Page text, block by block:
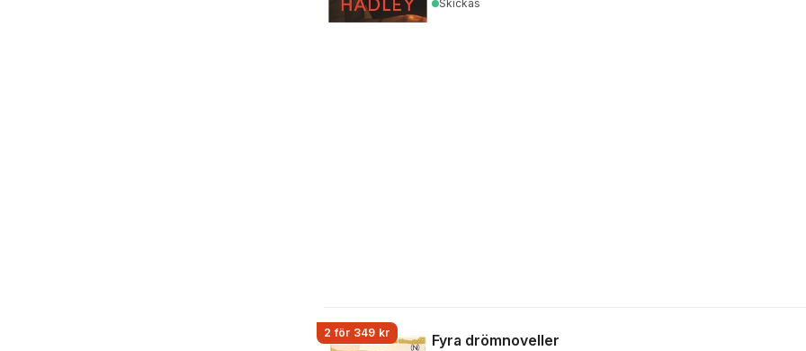
Skickas
2 för 349 kr Fyra drömnoveller